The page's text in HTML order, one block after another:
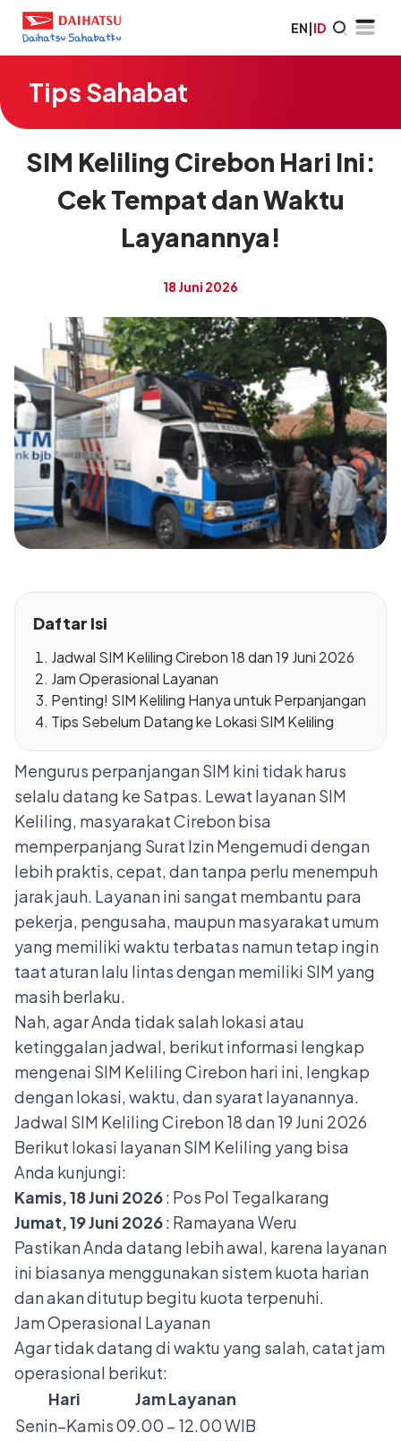
EN|ID
Tips Sahabat
SIM Keliling Cirebon Hari Ini:
Cek Tempat dan Waktu
Layanannya!
18 Juni 2026
Daftar Isi
Jadwal SIM Keliling Cirebon 18 dan 19 Juni 2026
Jam Operasional Layanan
Penting! SIM Keliling Hanya untuk Perpanjangan
Tips Sebelum Datang ke Lokasi SIM Keliling
Mengurus perpanjangan SIM kini tidak harus
selalu datang ke Satpas. Lewat layanan SIM
Keliling, masyarakat Cirebon bisa
memperpanjang Surat Izin Mengemudi dengan
lebih praktis, cepat, dan tanpa perlu menempuh
jarak jauh. Layanan ini sangat membantu para
pekerja, pengusaha, maupun masyarakat umum
yang memiliki waktu terbatas namun tetap ingin
taat aturan lalu lintas dengan memiliki SIM yang
masih berlaku.
Nah, agar Anda tidak salah lokasi atau
ketinggalan jadwal, berikut informasi lengkap
mengenai SIM Keliling Cirebon hari ini, lengkap
dengan lokasi, waktu, dan syarat layanannya.
Jadwal SIM Keliling Cirebon 18 dan 19 Juni 2026
Berikut lokasi layanan SIM Keliling yang bisa
Anda kunjungi:
Kamis, 18 Juni 2026: Pos Pol Tegalkarang
Jumat, 19 Juni 2026: Ramayana Weru
Pastikan Anda datang lebih awal, karena layanan
ini biasanya menggunakan sistem kuota harian
dan akan ditutup begitu kuota terpenuhi.
Jam Operasional Layanan
Agar tidak datang di waktu yang salah, catat jam
operasional berikut:
Hari
Jam Layanan
Senin–Kamis09.00 – 12.00 WIB